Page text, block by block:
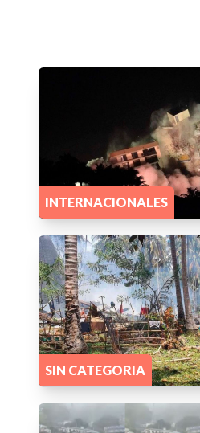
INTERNACIONALES
SIN CATEGORIA